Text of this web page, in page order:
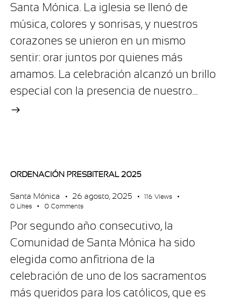
Santa Mónica. La iglesia se llenó de
música, colores y sonrisas, y nuestros
corazones se unieron en un mismo
sentir: orar juntos por quienes más
amamos. La celebración alcanzó un brillo
especial con la presencia de nuestro…
ORDENACIÓN PRESBITERAL 2025
Santa Mónica 26 agosto, 2025 116 Views
0 Likes 0 Comments
Por segundo año consecutivo, la
Comunidad de Santa Mónica ha sido
elegida como anfitriona de la
celebración de uno de los sacramentos
más queridos para los católicos, que es